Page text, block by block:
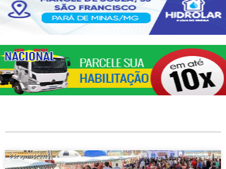
8 de agosto de 2025